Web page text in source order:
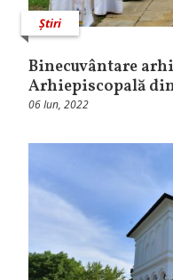
Știri
Binecuvântare
Arhiepiscopală din
06 Iun, 2022